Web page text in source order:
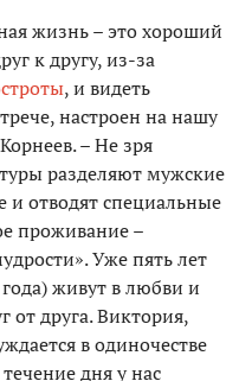
жизнь – это хороший
к другу, из-за
, и видеть
настроен на нашу
– Не зря
разделяют мужские
отводят специальные
проживание –
Уже пять лет
живут в любви и
от друга. Виктория,
в одиночестве
дня у нас